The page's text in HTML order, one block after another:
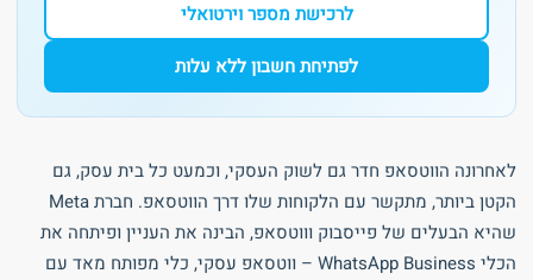
לרכישת מספר וירטואלי
לפתיחת חשבון ללא עלות
לאחרונה הווטסאפ חדר גם לשוק העסקי, וכמעט כל בית עסק, גם
הקטן ביותר, מתקשר עם הלקוחות שלו דרך הווטסאפ. חברת Meta
שהיא הבעלים של פייסבוק וווטסאפ, הבינה את העניין ופיתחה את
הכלי WhatsApp Business – ווטסאפ עסקי, כלי מפותח מאד עם